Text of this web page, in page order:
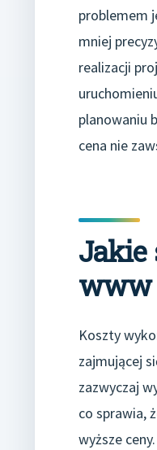
problemem
mniej
realizacji
planowaniu
cena nie
Jakie
www
Koszty
zajmującej
zazwyczaj
co sprawia,
wyższe